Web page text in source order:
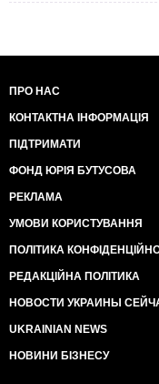
ПРО НАС
КОНТАКТНА ІНФОРМАЦІЯ
ПІДТРИМАТИ
ФОНД ЮРІЯ БУТУСОВА
РЕКЛАМА
УМОВИ КОРИСТУВАННЯ
ПОЛІТИКА
РЕДАКЦІЙНА ПОЛІТИКА
НОВОСТИ УКРАИНЫ
UKRAINIAN NEWS
НОВИНИ БІЗНЕСУ